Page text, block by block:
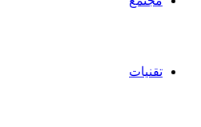
تقنيات